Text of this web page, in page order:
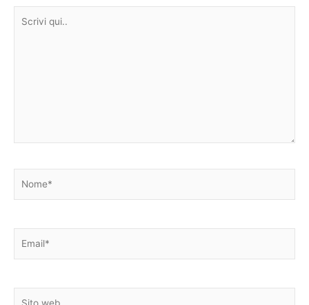
Scrivi
Nome*
Email*
Sito